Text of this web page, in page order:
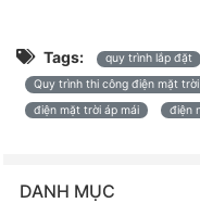
Tags: quy trình lắp đặt
Quy trình thi công điện mặt trời
điện mặt trời áp mái
điện
DANH MỤC